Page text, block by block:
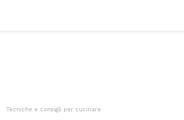
Tecniche e consigli per cucinare